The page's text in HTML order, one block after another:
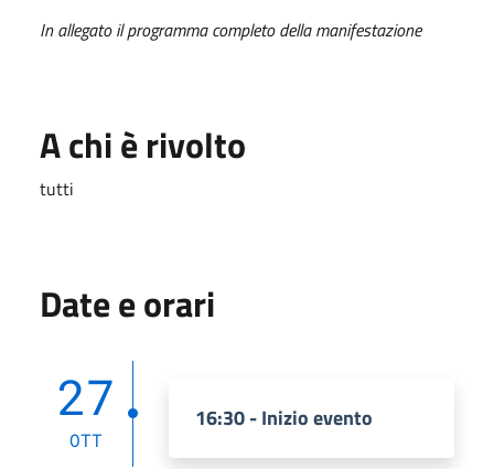
In allegato il programma completo della manifestazione
A chi è rivolto
tutti
Date e orari
27
OTT
16:30 - Inizio evento